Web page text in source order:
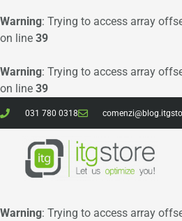
Warning: Trying to access array
on line 39
Warning: Trying to access array
on line 39
031 780 0318
Warning: Trying to access array